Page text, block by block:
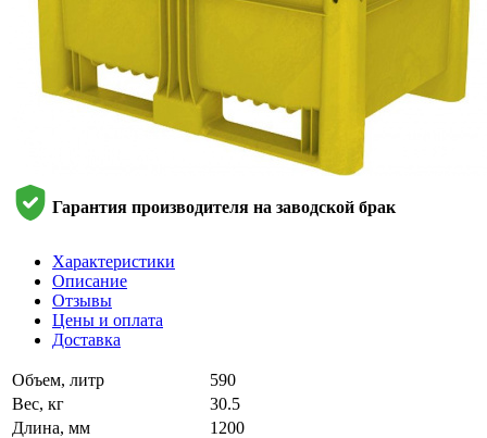
Гарантия производителя на заводской брак
Характеристики
Описание
Отзывы
Цены и оплата
Доставка
Объем, литр
590
Вес, кг
30.5
Длина, мм
1200